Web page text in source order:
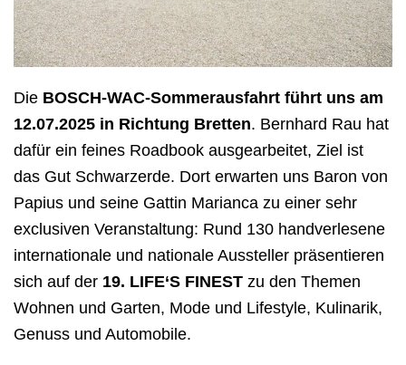
Die BOSCH-WAC-Sommerausfahrt führt uns am
12.07.2025 in Richtung Bretten. Bernhard Rau hat
dafür ein feines Roadbook ausgearbeitet, Ziel ist
das Gut Schwarzerde. Dort erwarten uns Baron von
Papius und seine Gattin Marianca zu einer sehr
exclusiven Veranstaltung: Rund 130 handverlesene
internationale und nationale Aussteller präsentieren
sich auf der 19. LIFE‘S FINEST zu den Themen
Wohnen und Garten, Mode und Lifestyle, Kulinarik,
Genuss und Automobile.